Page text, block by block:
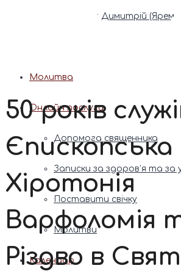
Патріарх Димитрій (Ярема)
Молитва
Онлайн послуги
Допомога священника
Записки за здоров’я та за
Поставити свічку
Молитви
Календар
50 років
Єпископська
Хіротонія
Варфоломія
Різдво в